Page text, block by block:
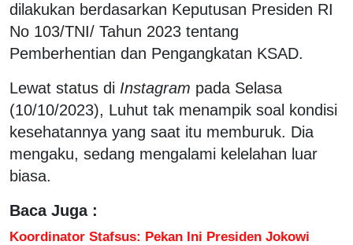
dilakukan berdasarkan Keputusan Presiden RI
No 103/TNI/ Tahun 2023 tentang
Pemberhentian dan Pengangkatan KSAD.
Lewat status di Instagram pada Selasa
(10/10/2023), Luhut tak menampik soal kondisi
kesehatannya yang saat itu memburuk. Dia
mengaku, sedang mengalami kelelahan luar
biasa.
Baca Juga :
Koordinator Stafsus: Pekan Ini Presiden Jokowi